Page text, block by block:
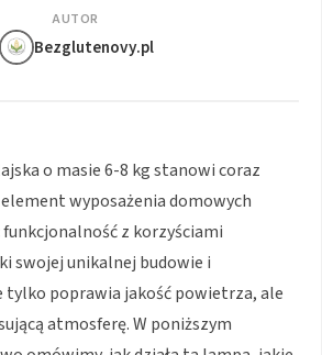
AUTOR
Bezglutenovy.pl
o masie 6-8 kg stanowi coraz
wyposażenia domowych
z korzyściami
swojej unikalnej budowie i
tylko poprawia jakość powietrza, ale
atmosferę. W poniższym